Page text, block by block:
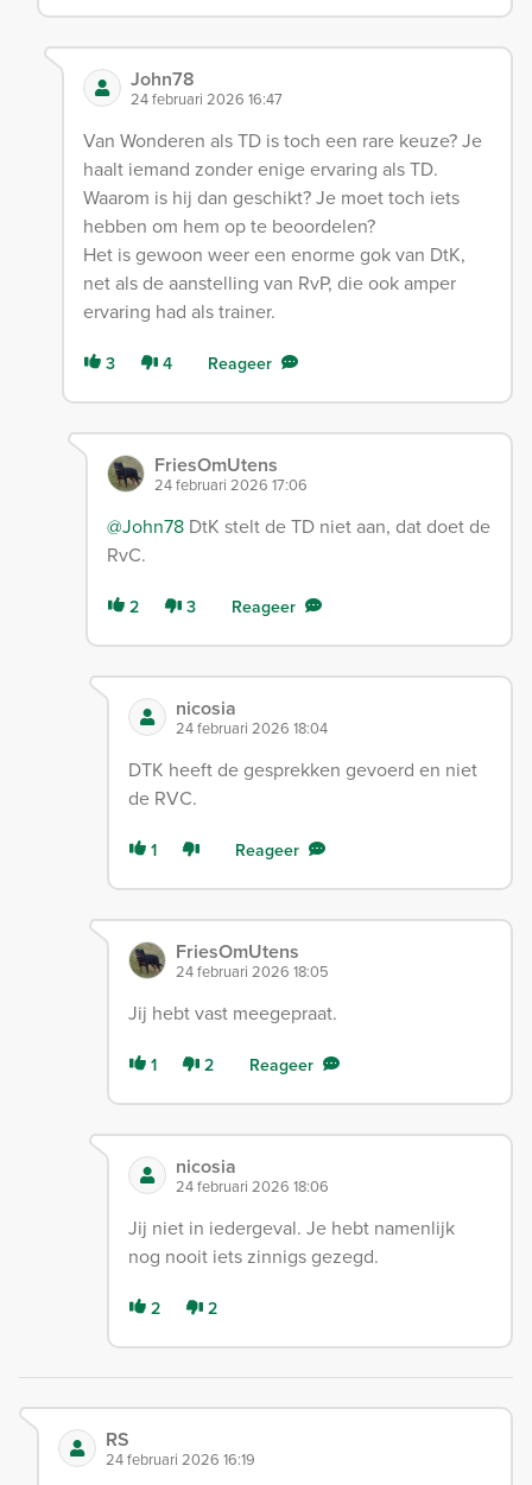
John78
24 februari 2026 16:47
Van Wonderen als TD is toch een rare keuze? Je
haalt iemand zonder enige ervaring als TD.
Waarom is hij dan geschikt? Je moet toch iets
hebben om hem op te beoordelen?
Het is gewoon weer een enorme gok van DtK,
net als de aanstelling van RvP, die ook amper
ervaring had als trainer.
3 4 Reageer
FriesOmUtens
24 februari 2026 17:06
@John78DtK stelt de TD niet aan, dat doet de
RvC.
2 3 Reageer
nicosia
24 februari 2026 18:04
DTK heeft de gesprekken gevoerd en niet
de RVC.
1 Reageer
FriesOmUtens
24 februari 2026 18:05
Jij hebt vast meegepraat.
1 2 Reageer
nicosia
24 februari 2026 18:06
Jij niet in iedergeval. Je hebt namenlijk
nog nooit iets zinnigs gezegd.
2 2
RS
24 februari 2026 16:19